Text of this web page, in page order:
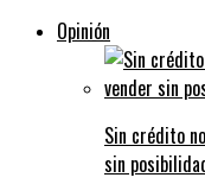
Opinión
Sin crédito
sin